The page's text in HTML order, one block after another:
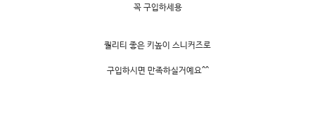
꼭 구입하세용
퀄리티 좋은 키높이 스니커즈로
구입하시면 만족하실거예요^^